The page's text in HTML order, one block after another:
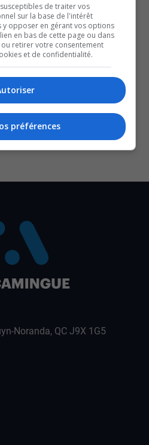
édition.
C’EST PROTÉGER NOTRE
NOTRE ÉCONOMIE
Noranda, QC J9X 1G5
de traiter vos
sur la base de l'intérêt
y opposer en gérant vos options
en bas de cette page ou dans
retirer votre consentement
et de confidentialité.
préférences